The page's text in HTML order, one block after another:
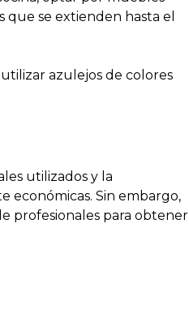
se extienden hasta el
azulejos de colores
utilizados y la
económicas. Sin embargo,
profesionales para obtener